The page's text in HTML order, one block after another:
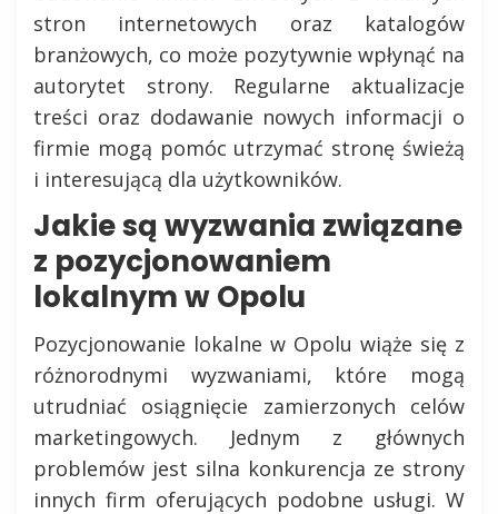
stron internetowych oraz katalogów
branżowych, co może pozytywnie wpłynąć na
autorytet strony. Regularne aktualizacje
treści oraz dodawanie nowych informacji o
firmie mogą pomóc utrzymać stronę świeżą
i interesującą dla użytkowników.
Jakie są wyzwania związane
z pozycjonowaniem
lokalnym w Opolu
Pozycjonowanie lokalne w Opolu wiąże się z
różnorodnymi wyzwaniami, które mogą
utrudniać osiągnięcie zamierzonych celów
marketingowych. Jednym z głównych
problemów jest silna konkurencja ze strony
innych firm oferujących podobne usługi. W